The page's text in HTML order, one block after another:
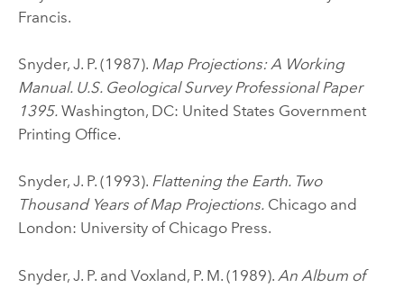
Francis.
Snyder, J. P. (1987). Map Projections: A Working
Manual. U.S. Geological Survey Professional Paper
1395.Washington, DC: United States Government
Printing Office.
Snyder, J. P. (1993). Flattening the Earth. Two
Thousand Years of Map Projections.Chicago and
London: University of Chicago Press.
Snyder, J. P. and Voxland, P. M. (1989). An Album of